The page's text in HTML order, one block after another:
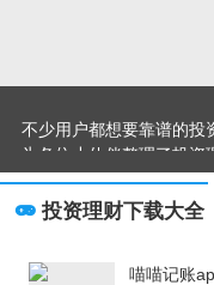
不少用户都想要靠谱的投
为各位小伙伴整理了投资
名，这里的每一款软件都
有着丰富的功能，可以帮
感兴趣的朋友就来这里下
投资理财下载大全
喵喵记账